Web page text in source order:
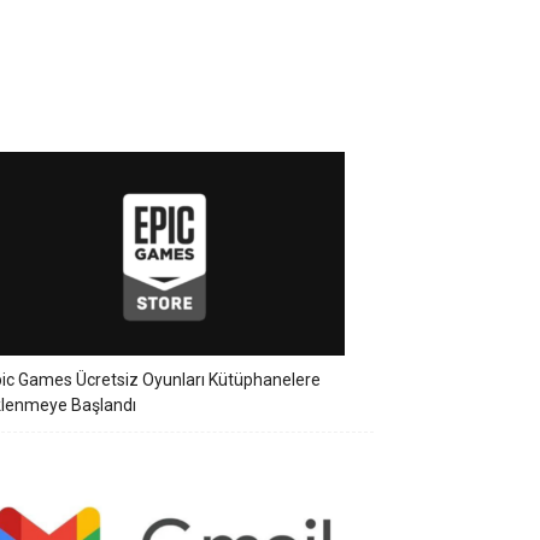
Games Ücretsiz Oyunları Kütüphanelere
Başlandı